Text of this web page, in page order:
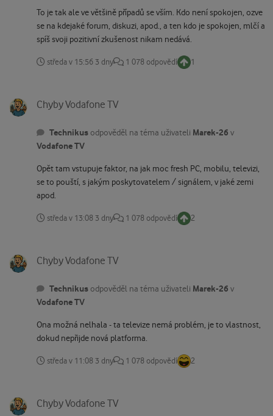
To je tak ale ve většině případů se vším. Kdo není spokojen, ozve
se na kdejaké forum, diskuzi, apod., a ten kdo je spokojen, mlčí a
spíš svoji pozitivní zkušenost nikam nedává.
středa v 15:56 3 dny 1 078 odpovědí 1
Chyby Vodafone TV
Technikus odpověděl na téma uživateli Marek-26 v
Vodafone TV
Opět tam vstupuje faktor, na jak moc fresh PC, mobilu, televizi,
se to pouští, s jakým poskytovatelem / signálem, v jaké zemi
apod.
středa v 13:08 3 dny 1 078 odpovědí 2
Chyby Vodafone TV
Technikus odpověděl na téma uživateli Marek-26 v
Vodafone TV
Ona možná nelhala - ta televize nemá problém, je to vlastnost,
dokud nepřijde nová platforma.
středa v 11:08 3 dny 1 078 odpovědí 2
Chyby Vodafone TV